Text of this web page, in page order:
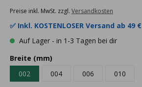
Preise inkl. MwSt. zzgl. Versandkosten
✅ Inkl. KOSTENLOSER Versand ab 49 €
Auf Lager - in 1-3 Tagen bei dir
Breite (mm)
002
004 006 010